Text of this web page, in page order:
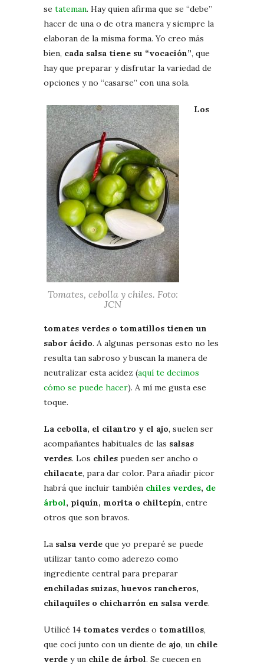
se tateman. Hay quien afirma que se “debe”
hacer de una o de otra manera y siempre la
elaboran de la misma forma. Yo creo más
bien, cada salsa tiene su “vocación”, que
hay que preparar y disfrutar la variedad de
opciones y no “casarse” con una sola.
Tomates, cebolla y chiles. Foto:
JCN
Los
tomates verdes o tomatillos tienen un
sabor ácido. A algunas personas esto no les
resulta tan sabroso y buscan la manera de
neutralizar esta acidez (aquí te decimos
cómo se puede hacer). A mí me gusta ese
toque.
La cebolla, el cilantro y el ajo, suelen ser
acompañantes habituales de las salsas
verdes. Los chiles pueden ser ancho o
chilacate, para dar color. Para añadir picor
habrá que incluir también chiles verdes, de
árbol, piquín, morita o chiltepín, entre
otros que son bravos.
La salsa verde que yo preparé se puede
utilizar tanto como aderezo como
ingrediente central para preparar
enchiladas suizas, huevos rancheros,
chilaquiles o chicharrón en salsa verde.
Utilicé 14 tomates verdes o tomatillos,
que cocí junto con un diente de ajo, un chile
verde y un chile de árbol. Se cuecen en